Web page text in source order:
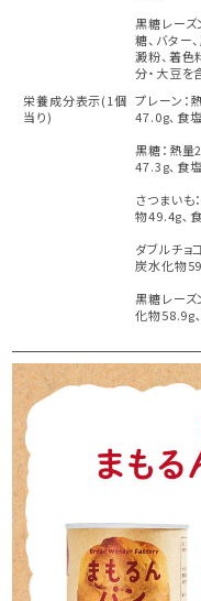
黒糖レーズ
糖、バター
澱粉、着色
分・大豆を
栄養成分表示(1個
当り)
プレーン
47.0g､食
黒糖：熱
47.3g､食
さつまい
物49.4g､
ダブルチ
炭水化物
黒糖レー
化物58.9g